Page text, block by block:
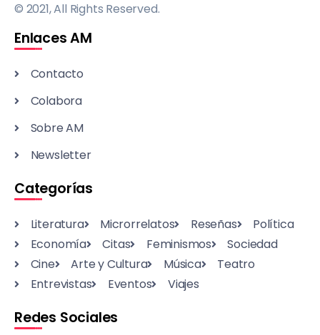
© 2021, All Rights Reserved.
Enlaces AM
Contacto
Colabora
Sobre AM
Newsletter
Categorías
Literatura Microrrelatos Reseñas
Política
Economía
Citas Feminismos
Sociedad
Cine
Arte y Cultura Música
Teatro
Entrevistas
Eventos Viajes
Redes Sociales